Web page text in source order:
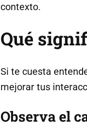
contexto.
Qué
Si te cuesta
mejorar tus
Observa el